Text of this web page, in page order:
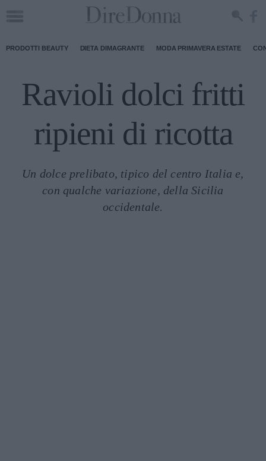
PRODOTTI BEAUTY DIETA DIMAGRANTE MODA PRIMAVERA ESTATE
Ravioli dolci fritti
ripieni di ricotta
Un dolce prelibato, tipico del centro Italia e,
con qualche variazione, della Sicilia
occidentale.